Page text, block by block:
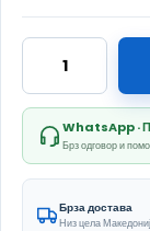
Taret Cev 370
WhatsApp ·
Брз одговор и
Брза достава
Низ цела